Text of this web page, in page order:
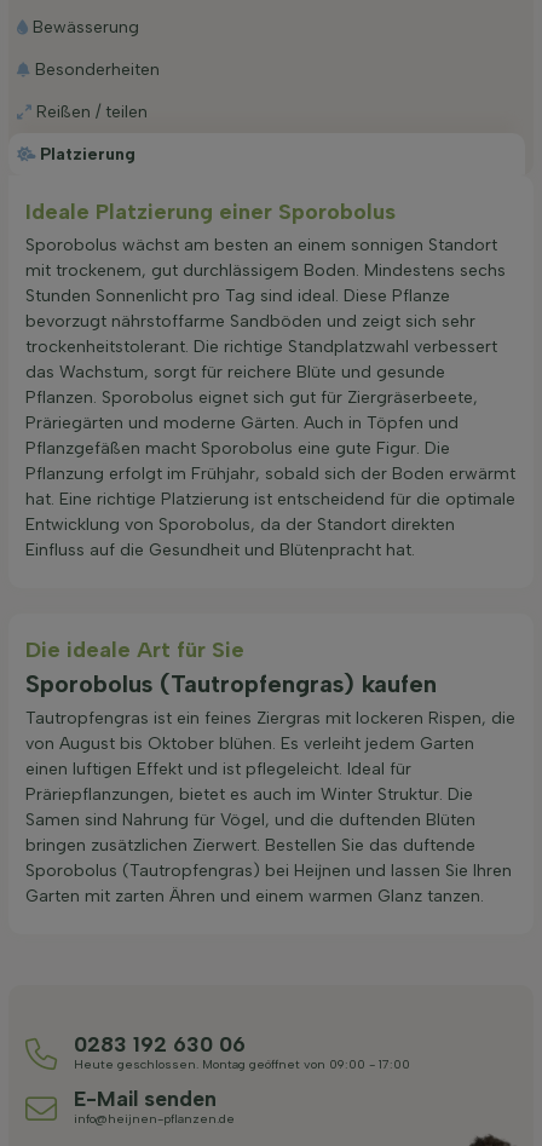
Platzierung
Bewässerung
Besonderheiten
Reißen / teilen
Ideale Platzierung einer Sporobolus
Sporobolus wächst am besten an einem sonnigen Standort
mit trockenem, gut durchlässigem Boden. Mindestens sechs
Stunden Sonnenlicht pro Tag sind ideal. Diese Pflanze
bevorzugt nährstoffarme Sandböden und zeigt sich sehr
trockenheitstolerant. Die richtige Standplatzwahl verbessert
das Wachstum, sorgt für reichere Blüte und gesunde
Pflanzen. Sporobolus eignet sich gut für Ziergräserbeete,
Präriegärten und moderne Gärten. Auch in Töpfen und
Pflanzgefäßen macht Sporobolus eine gute Figur. Die
Pflanzung erfolgt im Frühjahr, sobald sich der Boden erwärmt
hat. Eine richtige Platzierung ist entscheidend für die optimale
Entwicklung von Sporobolus, da der Standort direkten
Einfluss auf die Gesundheit und Blütenpracht hat.
Die ideale Art für Sie
Sporobolus (Tautropfengras) kaufen
Tautropfengras ist ein feines Ziergras mit lockeren Rispen, die
von August bis Oktober blühen. Es verleiht jedem Garten
einen luftigen Effekt und ist pflegeleicht. Ideal für
Präriepflanzungen, bietet es auch im Winter Struktur. Die
Samen sind Nahrung für Vögel, und die duftenden Blüten
bringen zusätzlichen Zierwert. Bestellen Sie das duftende
Sporobolus (Tautropfengras) bei Heijnen und lassen Sie Ihren
Garten mit zarten Ähren und einem warmen Glanz tanzen.
0283 192 630 06
Heute geschlossen. Montag geöffnet von 09:00 - 17:00
E-Mail senden
info@heijnen-pflanzen.de